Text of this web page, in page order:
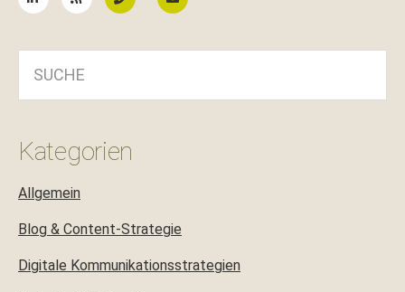
Kategorien
Allgemein
Blog & Content-Strategie
Digitale Kommunikationsstrategien